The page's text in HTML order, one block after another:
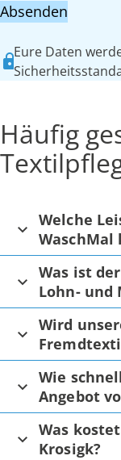
Absenden
Eure Daten
Häufig
Welche
WaschMal
Was ist
Lohn- und
Wird
Wie
Angebot
Was
Krosigk?